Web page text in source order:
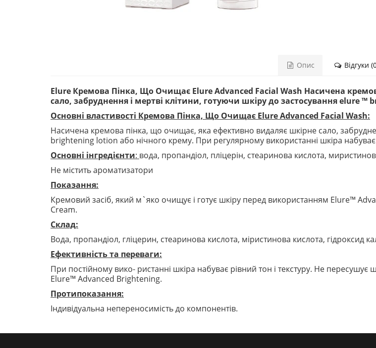
Опис Відгуки
Elure Кремова Пінка, Що Очищає Elure Advanced Facial Wash Насичена
сало, забруднення і мертві клітини, готуючи шкіру до застосування elure
Основні властивості Кремова Пінка, Що Очищає Elure Advanced Facial Wash:
Насичена кремова пінка, що очищає, яка ефективно видаляє шкірне сало,
brightening lotion або нічного крему. При регулярному використанні шкіра набуває
Основні інгредієнти: вода, пропандіол, пліцерін, стеаринова кислота,
Не містить ароматизатори
Показання:
Кремовий засіб, який м`яко очищує і готує шкіру перед використанням Elure™
Cream.
Cклад:
Вода, пропандіол, гліцерин, стеаринова кислота, міристинова кислота, гідроксид
Ефективність та переваги:
При постійному вико- ристанні шкіра набуває рівний тон і текстуру. Не
Elure™ Advanced Brightening.
Протипоказання:
Індивідуальна непереносимість до компонентів.